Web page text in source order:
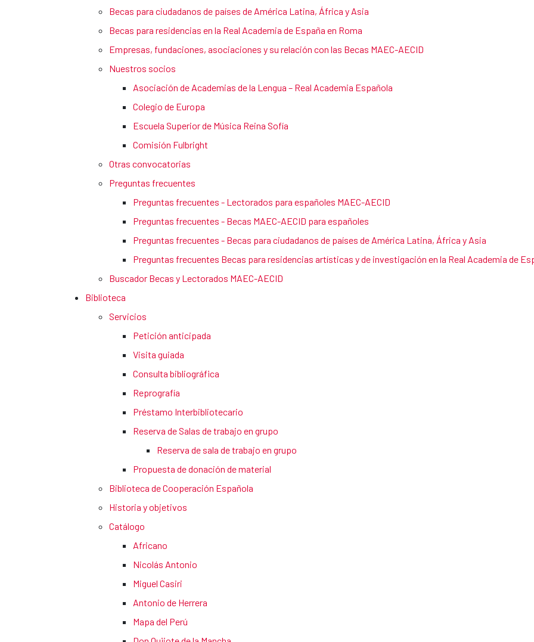
Becas para ciudadanos de países de América Latina, África y Asia
Becas para residencias en la Real Academia de España en Roma
Empresas, fundaciones, asociaciones y su relación con las Becas MAEC-AECID
Nuestros socios
Asociación de Academias de la Lengua – Real Academia Española
Colegio de Europa
Escuela Superior de Música Reina Sofía
Comisión Fulbright
Otras convocatorias
Preguntas frecuentes
Preguntas frecuentes - Lectorados para españoles MAEC-AECID
Preguntas frecuentes - Becas MAEC-AECID para españoles
Preguntas frecuentes - Becas para ciudadanos de países de América Latina, África y Asia
Preguntas frecuentes Becas para residencias artísticas y de investigación en la Real Academia de
Buscador Becas y Lectorados MAEC-AECID
Biblioteca
Servicios
Petición anticipada
Visita guiada
Consulta bibliográfica
Reprografía
Préstamo Interbibliotecario
Reserva de Salas de trabajo en grupo
Reserva de sala de trabajo en grupo
Propuesta de donación de material
Biblioteca de Cooperación Española
Historia y objetivos
Catálogo
Africano
Nicolás Antonio
Miguel Casiri
Antonio de Herrera
Mapa del Perú